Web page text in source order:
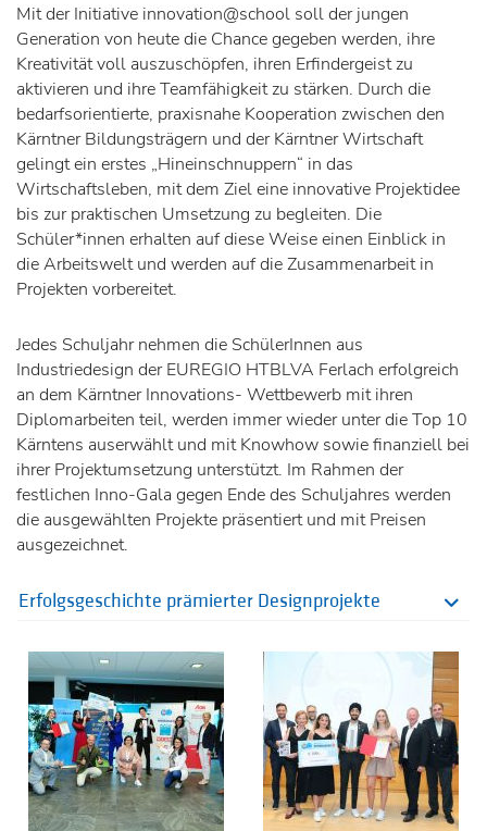
Mit der Initiative innovation@school soll der jungen
Generation von heute die Chance gegeben werden, ihre
Kreativität voll auszuschöpfen, ihren Erfindergeist zu
aktivieren und ihre Teamfähigkeit zu stärken. Durch die
bedarfsorientierte, praxisnahe Kooperation zwischen den
Kärntner Bildungsträgern und der Kärntner Wirtschaft
gelingt ein erstes „Hineinschnuppern“ in das
Wirtschaftsleben, mit dem Ziel eine innovative Projektidee
bis zur praktischen Umsetzung zu begleiten. Die
Schüler*innen erhalten auf diese Weise einen Einblick in
die Arbeitswelt und werden auf die Zusammenarbeit in
Projekten vorbereitet.
Jedes Schuljahr nehmen die SchülerInnen aus
Industriedesign der EUREGIO HTBLVA Ferlach erfolgreich
an dem Kärntner Innovations- Wettbewerb mit ihren
Diplomarbeiten teil, werden immer wieder unter die Top 10
Kärntens auserwählt und mit Knowhow sowie finanziell bei
ihrer Projektumsetzung unterstützt. Im Rahmen der
festlichen Inno-Gala gegen Ende des Schuljahres werden
die ausgewählten Projekte präsentiert und mit Preisen
ausgezeichnet.
Erfolgsgeschichte prämierter Designprojekte